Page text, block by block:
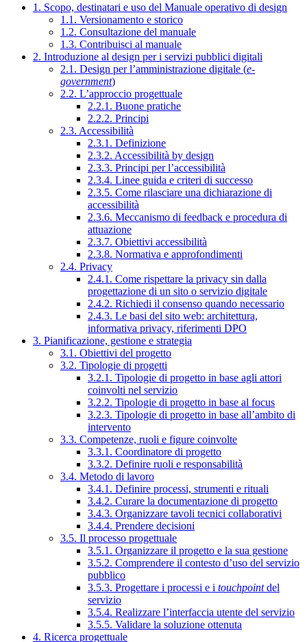
1. Scopo, destinatari e uso del Manuale operativo di design
1.1. Versionamento e storico
1.2. Consultazione del manuale
1.3. Contribuisci al manuale
2. Introduzione al design per i servizi pubblici digitali
2.1. Design per l’amministrazione digitale (e-
government)
2.2. L’approccio progettuale
2.2.1. Buone pratiche
2.2.2. Principi
2.3. Accessibilità
2.3.1. Definizione
2.3.2. Accessibilità by design
2.3.3. Principi per l’accessibilità
2.3.4. Linee guida e criteri di successo
2.3.5. Come rilasciare una dichiarazione di
accessibilità
2.3.6. Meccanismo di feedback e procedura di
attuazione
2.3.7. Obiettivi accessibilità
2.3.8. Normativa e approfondimenti
2.4. Privacy
2.4.1. Come rispettare la privacy sin dalla
progettazione di un sito o servizio digitale
2.4.2. Richiedi il consenso quando necessario
2.4.3. Le basi del sito web: architettura,
informativa privacy, riferimenti DPO
3. Pianificazione, gestione e strategia
3.1. Obiettivi del progetto
3.2. Tipologie di progetti
3.2.1. Tipologie di progetto in base agli attori
coinvolti nel servizio
3.2.2. Tipologie di progetto in base al focus
3.2.3. Tipologie di progetto in base all’ambito di
intervento
3.3. Competenze, ruoli e figure coinvolte
3.3.1. Coordinatore di progetto
3.3.2. Definire ruoli e responsabilità
3.4. Metodo di lavoro
3.4.1. Definire processi, strumenti e rituali
3.4.2. Curare la documentazione di progetto
3.4.3. Organizzare tavoli tecnici collaborativi
3.4.4. Prendere decisioni
3.5. Il processo progettuale
3.5.1. Organizzare il progetto e la sua gestione
3.5.2. Comprendere il contesto d’uso del servizio
pubblico
3.5.3. Progettare i processi e i touchpointdel
servizio
3.5.4. Realizzare l’interfaccia utente del servizio
3.5.5. Validare la soluzione ottenuta
4. Ricerca progettuale